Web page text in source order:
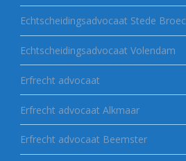
Echtscheidingsadvocaat Stede Broec
Echtscheidingsadvocaat Volendam
Erfrecht advocaat
Erfrecht advocaat Alkmaar
Erfrecht advocaat Beemster